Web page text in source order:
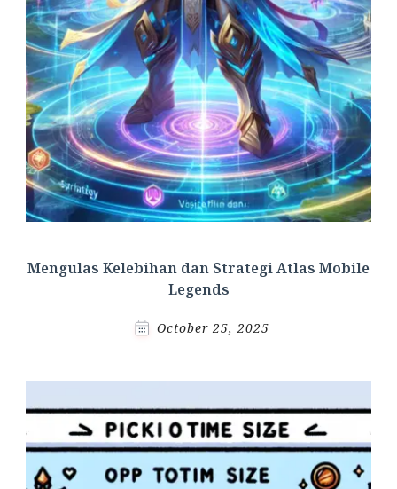
Mengulas Kelebihan dan Strategi Atlas Mobile
Legends
October 25, 2025